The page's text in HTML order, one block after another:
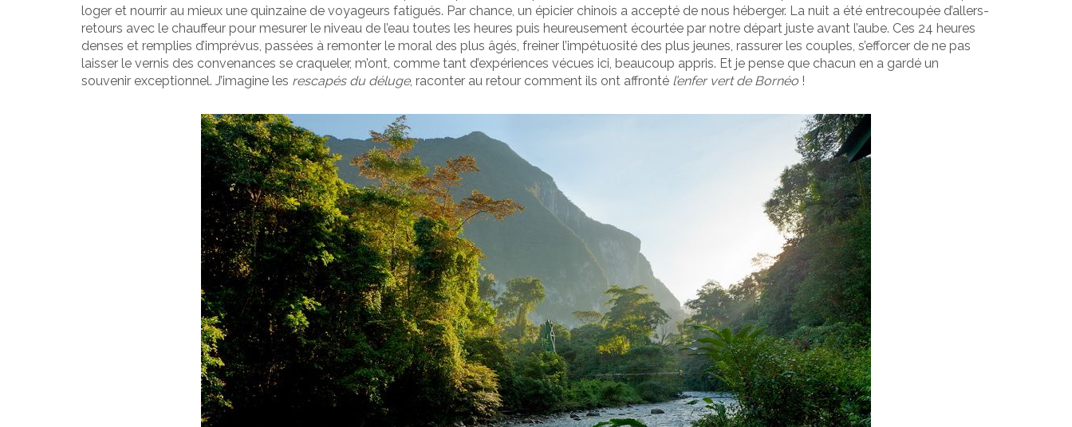
loger et nourrir au mieux une quinzaine de voyageurs fatigués. Par chance, un épicier chinois a accepté de nous héberger. La nuit a été entrecoupée d’allers-
retours avec le chauffeur pour mesurer le niveau de l’eau toutes les heures puis heureusement écourtée par notre départ juste avant l’aube. Ces 24 heures
denses et remplies d’imprévus, passées à remonter le moral des plus âgés, freiner l’impétuosité des plus jeunes, rassurer les couples, s’efforcer de ne pas
laisser le vernis des convenances se craqueler, m’ont, comme tant d’expériences vécues ici, beaucoup appris. Et je pense que chacun en a gardé un
souvenir exceptionnel. J’imagine les rescapés du déluge, raconter au retour comment ils ont affronté l’enfer vert de Bornéo !